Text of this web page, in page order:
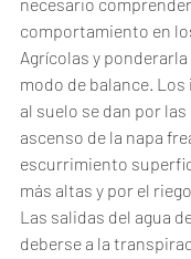
comportamiento en
Agrícolas y ponderarla
modo de balance. Los
al suelo se dan por
ascenso de la napa
escurrimiento
más altas y por el
Las salidas del agua
deberse a la